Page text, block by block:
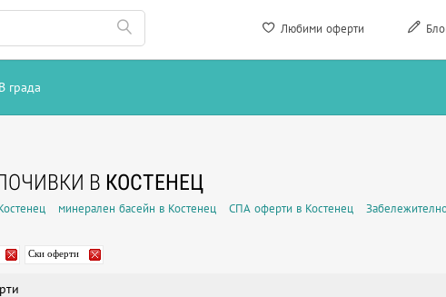
Любими оферти
В града
В КОСТЕНЕЦ
минерален басейн в Костенец СПА оферти в Костенец
Ски оферти